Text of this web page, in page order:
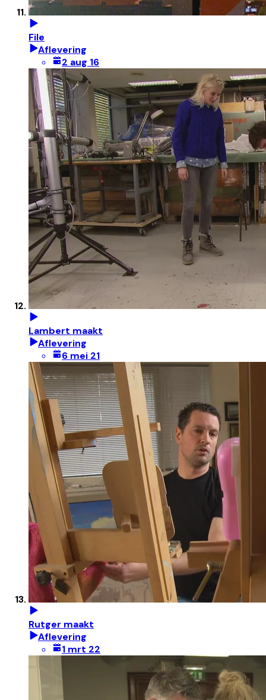
File
Aflevering
2 aug 16
Lambert maakt
Aflevering
6 mei 21
Rutger maakt
Aflevering
1 mrt 22